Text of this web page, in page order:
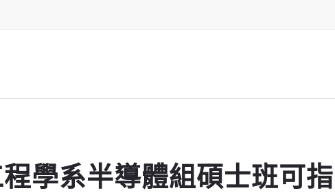
學系半導體組碩士班可指